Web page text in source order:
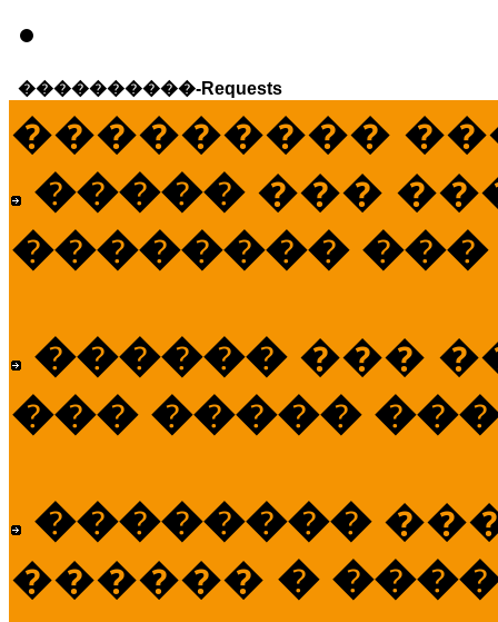
����������-Requests
���������
����� ���
��������
������ ���
��� �����
��������
������ �